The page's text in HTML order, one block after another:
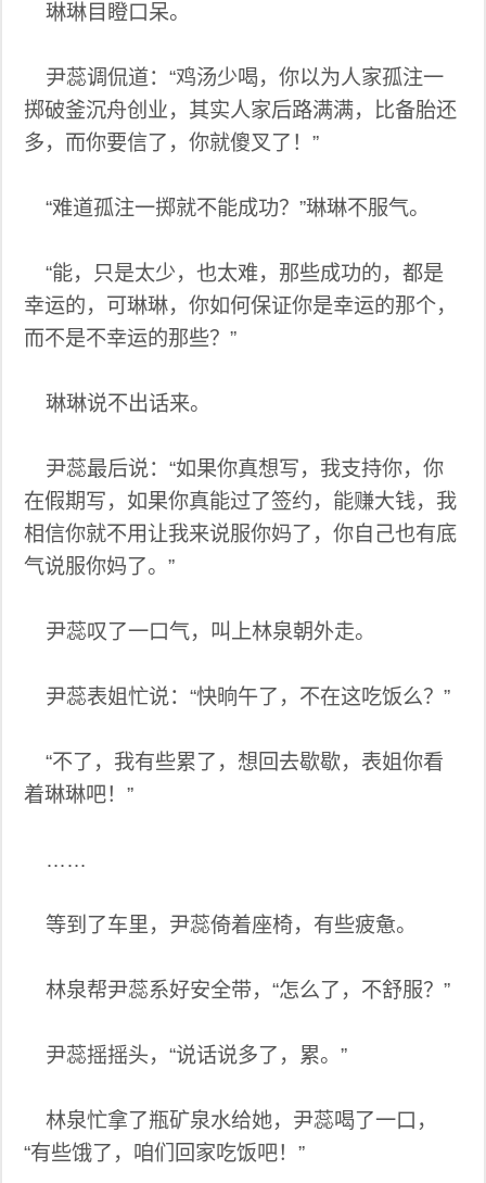
琳琳目瞪口呆。
尹蕊调侃道：“鸡汤少喝，你以为人家孤注一
掷破釜沉舟创业，其实人家后路满满，比备胎还
多，而你要信了，你就傻叉了！”
“难道孤注一掷就不能成功？”琳琳不服气。
“能，只是太少，也太难，那些成功的，都是
幸运的，可琳琳，你如何保证你是幸运的那个，
而不是不幸运的那些？”
琳琳说不出话来。
尹蕊最后说：“如果你真想写，我支持你，你
在假期写，如果你真能过了签约，能赚大钱，我
相信你就不用让我来说服你妈了，你自己也有底
气说服你妈了。”
尹蕊叹了一口气，叫上林泉朝外走。
尹蕊表姐忙说：“快晌午了，不在这吃饭么？”
“不了，我有些累了，想回去歇歇，表姐你看
着琳琳吧！”
……
等到了车里，尹蕊倚着座椅，有些疲惫。
林泉帮尹蕊系好安全带，“怎么了，不舒服？”
尹蕊摇摇头，“说话说多了，累。”
林泉忙拿了瓶矿泉水给她，尹蕊喝了一口，
“有些饿了，咱们回家吃饭吧！”